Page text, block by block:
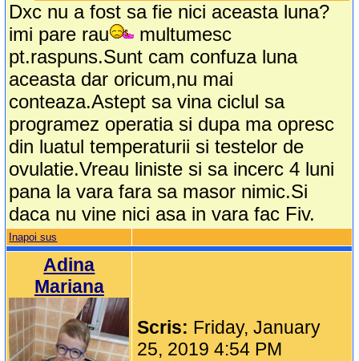
Dxc nu a fost sa fie nici aceasta luna?
imi pare rau
multumesc
pt.raspuns.Sunt cam confuza luna
aceasta dar oricum,nu mai
conteaza.Astept sa vina ciclul sa
programez operatia si dupa ma opresc
din luatul temperaturii si testelor de
ovulatie.Vreau liniste si sa incerc 4 luni
pana la vara fara sa masor nimic.Si
daca nu vine nici asa in vara fac Fiv.
Inapoi sus
Adina
Mariana
Scris: Friday, January
25, 2019 4:54 PM